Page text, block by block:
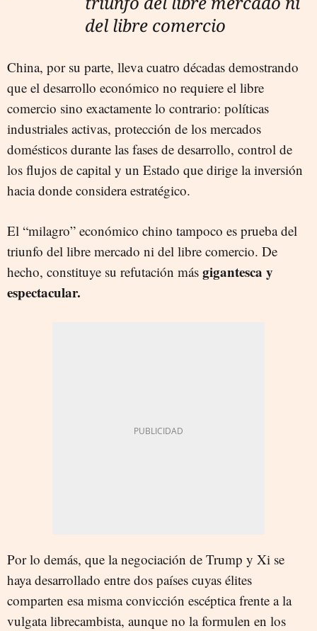
del libre comercio
China, por su parte, lleva cuatro décadas demostrando
que el desarrollo económico no requiere el libre
comercio sino exactamente lo contrario: políticas
industriales activas, protección de los mercados
domésticos durante las fases de desarrollo, control de
los flujos de capital y un Estado que dirige la inversión
hacia donde considera estratégico.
El “milagro” económico chino tampoco es prueba del
triunfo del libre mercado ni del libre comercio. De
hecho, constituye su refutación más gigantesca y
espectacular.
Por lo demás, que la negociación de Trump y Xi se
haya desarrollado entre dos países cuyas élites
comparten esa misma convicción escéptica frente a la
vulgata librecambista, aunque no la formulen en los